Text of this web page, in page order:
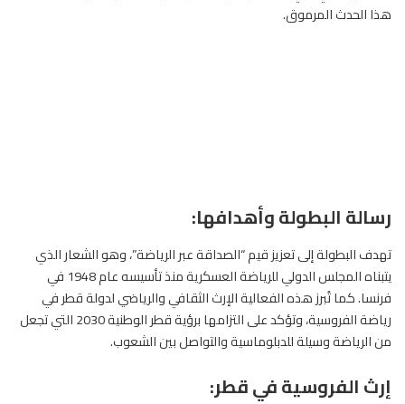
هذا الحدث المرموق.
رسالة البطولة وأهدافها:
تهدف البطولة إلى تعزيز قيم “الصداقة عبر الرياضة”، وهو الشعار الذي
يتبناه المجلس الدولي للرياضة العسكرية منذ تأسيسه عام 1948 في
فرنسا. كما تُبرز هذه الفعالية الإرث الثقافي والرياضي لدولة قطر في
رياضة الفروسية، وتؤكد على التزامها برؤية قطر الوطنية 2030 التي تجعل
من الرياضة وسيلة للدبلوماسية والتواصل بين الشعوب.
إرث الفروسية في قطر: